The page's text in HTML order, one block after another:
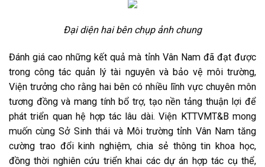
Đại diện hai bên chụp ảnh chung
Đánh giá cao những kết quả mà tỉnh Vân Nam đã đạt được
trong công tác quản lý tài nguyên và bảo vệ môi trường,
Viện trưởng cho rằng hai bên có nhiều lĩnh vực chuyên môn
tương đồng và mang tính bổ trợ, tạo nền tảng thuận lợi để
phát triển quan hệ hợp tác lâu dài. Viện KTTVMT&B mong
muốn cùng Sở Sinh thái và Môi trường tỉnh Vân Nam tăng
cường trao đổi kinh nghiệm, chia sẻ thông tin khoa học,
đồng thời nghiên cứu triển khai các dự án hợp tác cụ thể,